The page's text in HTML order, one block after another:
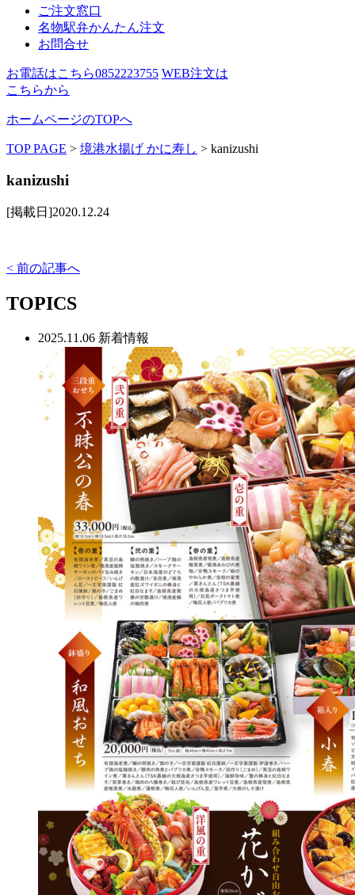
ご注文窓口
名物駅弁かんたん注文
お問合せ
お電話はこちら0852223755 WEB注文は
こちらから
ホームページのTOPへ
TOP PAGE > 境港水揚げ かに寿し > kanizushi
kanizushi
[掲載日]2020.12.24
< 前の記事へ
TOPICS
2025.11.06 新着情報